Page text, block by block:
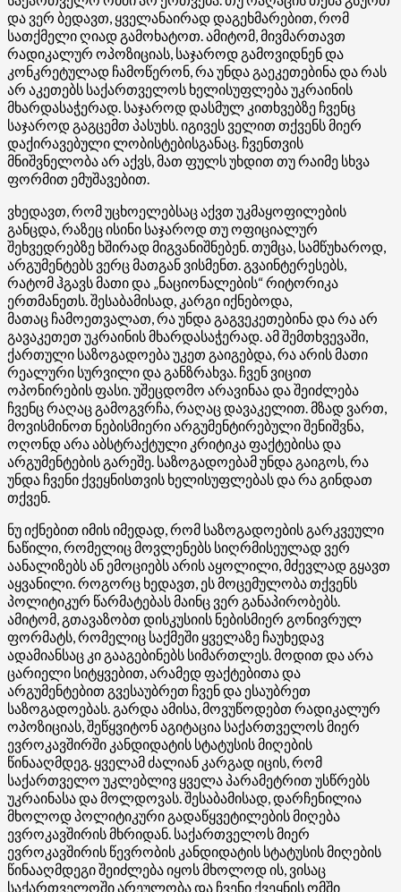
და ვერ ბედავთ, ყველანაირად დაგეხმარებით, რომ
სათქმელი ღიად გამოხატოთ. ამიტომ, მივმართავთ
რადიკალურ ოპოზიციას, საჯაროდ გამოვიდნენ და
კონკრეტულად ჩამოწერონ, რა უნდა გაეკეთებინა და რას
არ აკეთებს საქართველოს ხელისუფლება უკრაინის
მხარდასაჭერად. საჯაროდ დასმულ კითხვებზე ჩვენც
საჯაროდ გაგცემთ პასუხს.იგივეს ველით თქვენს მიერ
დაქირავებულილობისტებისგანაც. ჩვენთვის
მნიშვნელობა არ აქვს, მათ ფულს უხდით თუ რაიმე სხვა
ფორმით ემუშავებით.
ვხედავთ, რომ უცხოელებსაც აქვთ უკმაყოფილების
განცდა, რაზეც ისინი საჯაროდ თუ ოფიციალურ
შეხვედრებზე ხშირად მიგვანიშნებენ. თუმცა, სამწუხაროდ,
არგუმენტებს ვერც მათგან ვისმენთ. გვაინტერესებს,
რატომ ჰგავს მათი და „ნაციონალების“ რიტორიკა
ერთმანეთს. შესაბამისად, კარგი იქნებოდა,
მათაც ჩამოეთვალათ, რა უნდა გაგვეკეთებინა და რა არ
გავაკეთეთ უკრაინის მხარდასაჭერად. ამ შემთხვევაში,
ქართული საზოგადოება უკეთ გაიგებდა, რა არის მათი
რეალური სურვილი და განზრახვა. ჩვენ ვიცით
ოპონირების ფასი. უშეცდომო არავინაა და შეიძლება
ჩვენც რაღაც გამოგვრჩა, რაღაც დავაკელით. მზად ვართ,
მოვისმინოთ ნებისმიერი არგუმენტირებული შენიშვნა,
ოღონდ არა აბსტრაქტული კრიტიკა ფაქტებისა და
არგუმენტების გარეშე. საზოგადოებამ უნდა გაიგოს, რა
უნდა ჩვენი ქვეყნისთვის ხელისუფლებას და რა გინდათ
თქვენ.
ნუ იქნებით იმის იმედად, რომ საზოგადოების გარკვეული
ნაწილი, რომელიც მოვლენებს სიღრმისეულად ვერ
აანალიზებს ან ემოციებს არის აყოლილი, მძევლად გყავთ
აყვანილი. როგორც ხედავთ, ეს მოცემულობა თქვენს
პოლიტიკურ წარმატებას მაინც ვერ განაპირობებს.
ამიტომ, გთავაზობთ დისკუსიის ნებისმიერ გონივრულ
ფორმატს, რომელიც საქმეში ყველაზე ჩაუხედავ
ადამიანსაც კი გააგებინებს სიმართლეს. მოდით და არა
ცარიელი სიტყვებით, არამედ ფაქტებითა და
არგუმენტებით გვესაუბრეთ ჩვენ და ესაუბრეთ
საზოგადოებას. გარდა ამისა, მოვუწოდებთ რადიკალურ
ოპოზიციას, შეწყვიტონ აგიტაცია საქართველოს მიერ
ევროკავშირში კანდიდატის სტატუსის მიღების
წინააღმდეგ. ყველამ ძალიან კარგად იცის, რომ
საქართველო უკლებლივ ყველა პარამეტრით უსწრებს
უკრაინასა და მოლდოვას. შესაბამისად, დარჩენილია
მხოლოდ პოლიტიკური გადაწყვეტილების მიღება
ევროკავშირის მხრიდან. საქართველოს მიერ
ევროკავშირის წევრობის კანდიდატის სტატუსის მიღების
წინააღმდეგი შეიძლება იყოს მხოლოდ ის, ვისაც
საქართველოში არეულობა და ჩვენი ქვეყნის ომში